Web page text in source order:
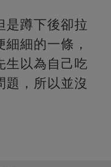
是蹲下後卻拉
細的一條，
生以為自己吃
題，所以並沒